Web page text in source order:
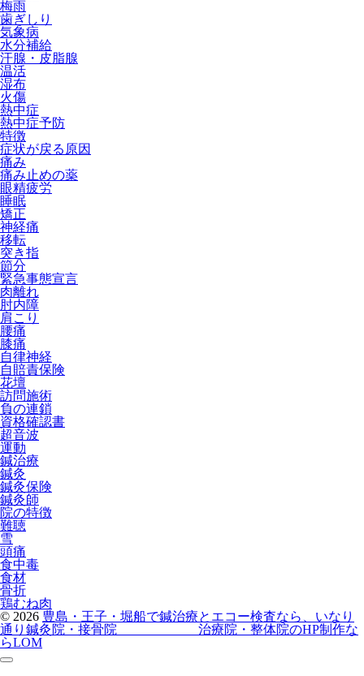
梅雨
歯ぎしり
気象病
水分補給
汗腺・皮脂腺
温活
湿布
火傷
熱中症
熱中症予防
特徴
症状が戻る原因
痛み
痛み止めの薬
眼精疲労
睡眠
矯正
神経痛
移転
突き指
節分
緊急事態宣言
肉離れ
肘内障
肩こり
腰痛
膝痛
自律神経
自賠責保険
花壇
訪問施術
負の連鎖
資格確認書
超音波
運動
鍼治療
鍼灸
鍼灸保険
鍼灸師
院の特徴
難聴
雪
頭痛
食中毒
食材
骨折
鶏むね肉
© 2026 豊島・王子・堀船で鍼治療とエコー検査なら、いなり
通り鍼灸院・接骨院 治療院・整体院のHP制作な
らLOM